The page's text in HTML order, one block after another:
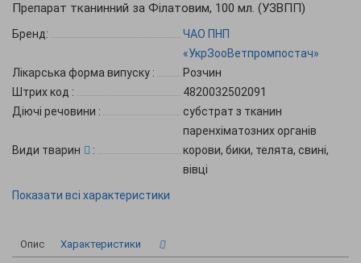
Препарат тканинний за Філатовим, 100 мл. (УЗВПП)
Бренд:
ЧАО ПНП
«УкрЗооВетпромпостач»
Лікарська форма випуску :
Розчин
Штрих код :
4820032502091
Діючі речовини :
субстрат з тканин
паренхіматозних органів
Види тварин
:
корови, бики, телята, свині,
вівці
Показати всі характеристики
Опис Характеристики